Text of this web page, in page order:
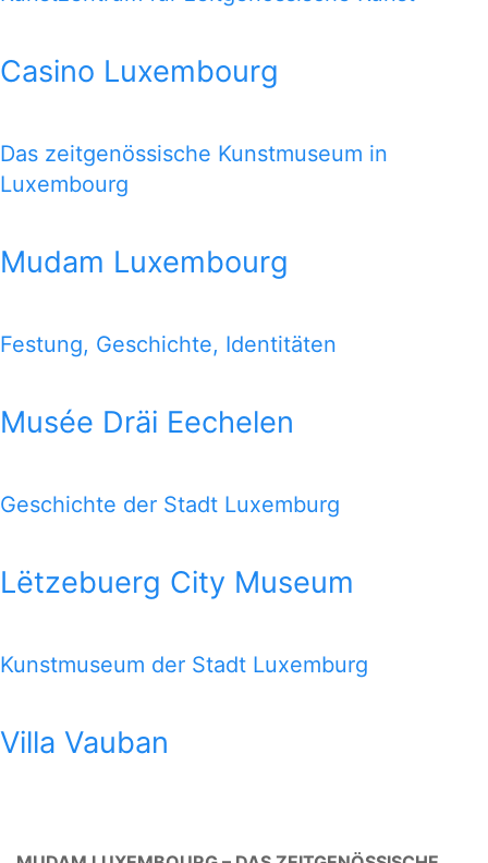
Casino Luxembourg
Das zeitgenössische Kunstmuseum in
Luxembourg
Mudam Luxembourg
Festung, Geschichte, Identitäten
Musée Dräi Eechelen
Geschichte der Stadt Luxemburg
Lëtzebuerg City Museum
Kunstmuseum der Stadt Luxemburg
Villa Vauban